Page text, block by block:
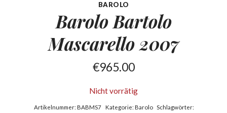
BAROLO
Barolo Bartolo
Mascarello2007
€965.00
Nicht vorrätig
Artikelnummer:BABMS7 Kategorie: Barolo Schlagwörter: